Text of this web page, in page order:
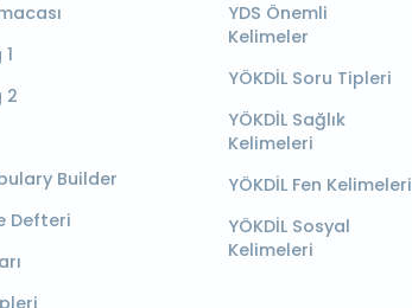
2
Builder
Defteri
YDS Önemli
Kelimeler
YÖKDİL Soru Tipleri
YÖKDİL Sağlık
Kelimeleri
YÖKDİL Fen Kelimeleri
YÖKDİL Sosyal
Kelimeleri